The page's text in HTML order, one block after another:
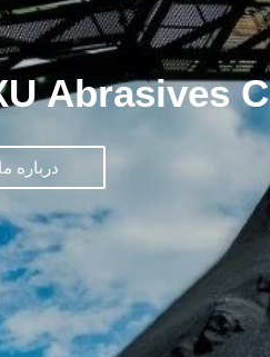
Abrasives
درباره